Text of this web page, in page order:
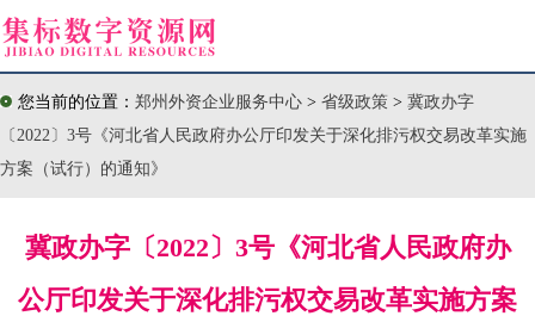
您当前的位置： 郑州外资企业服务中心 > 省级政策 > 冀政办字
〔2022〕3号《河北省人民政府办公厅印发关于深化排污权交易改革实施
方案（试行）的通知》
冀政办字〔2022〕3号《河北省人民政府办
公厅印发关于深化排污权交易改革实施方案